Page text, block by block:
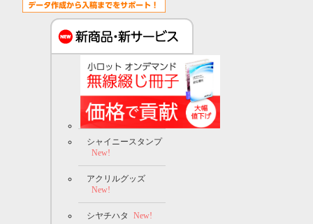
シャイニースタンプ
New!
アクリルグッズ
New!
シヤチハタ New!